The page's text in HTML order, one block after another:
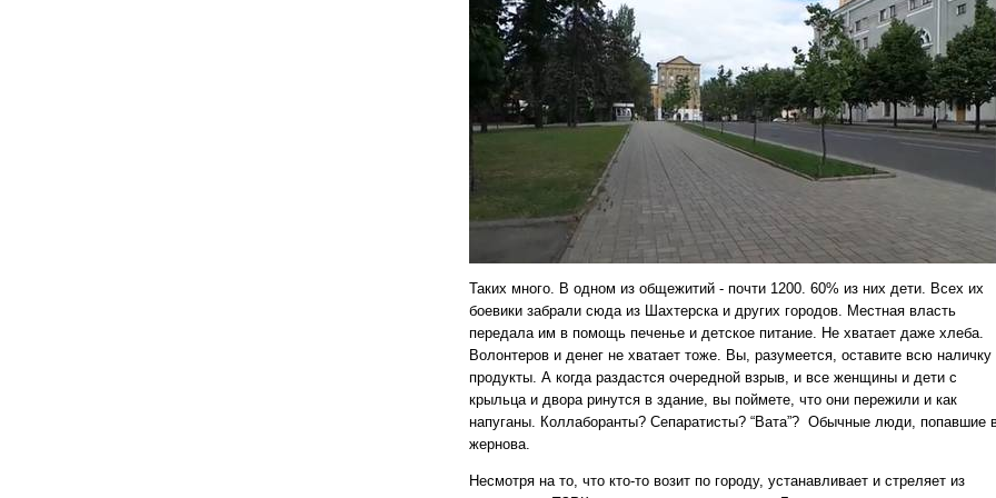
Таких много. В одном из общежитий - почти 1200. 60% из них дети. Всех их
боевики забрали сюда из Шахтерска и других городов. Местная власть
передала им в помощь печенье и детское питание. Не хватает даже хлеба.
Волонтеров и денег не хватает тоже. Вы, разумеется, оставите всю наличку
продукты. А когда раздастся очередной взрыв, и все женщины и дети с
крыльца и двора ринутся в здание, вы поймете, что они пережили и как
напуганы. Коллаборанты? Сепаратисты? “Вата”? Обычные люди, попавшие
жернова.
Несмотря на то, что кто-то возит по городу, устанавливает и стреляет из